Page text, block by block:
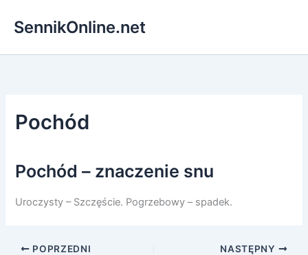
SennikOnline.net
Pochód
Pochód – znaczenie snu
Uroczysty – Szczęście. Pogrzebowy – spadek.
POPRZEDNI NASTĘPNY